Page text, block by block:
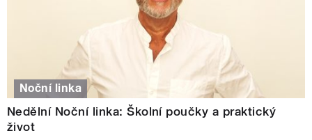
Noční linka
Nedělní Noční linka: Školní poučky a praktický
život